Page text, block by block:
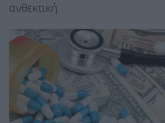
ανθεκτική.